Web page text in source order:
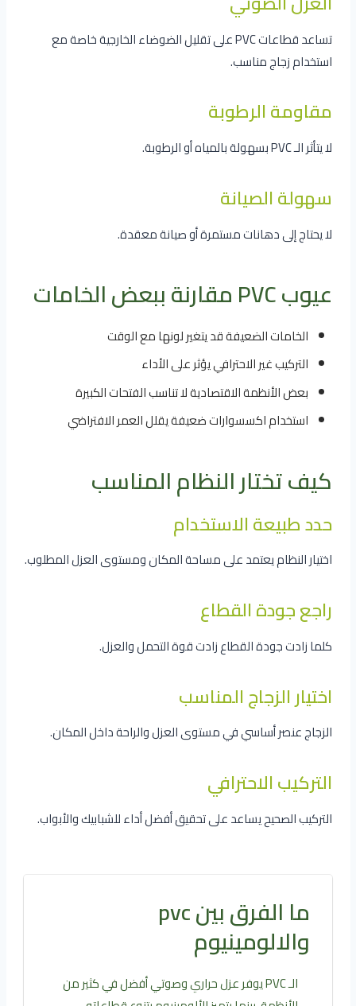
تساعد قطاعات PVC على تقليل الضوضاء الخارجية خاصة مع
استخدام زجاج مناسب.
مقاومة الرطوبة
لا يتأثر الـ PVC بسهولة بالمياه أو الرطوبة.
سهولة الصيانة
لا يحتاج إلى دهانات مستمرة أو صيانة معقدة.
عيوب PVC مقارنة ببعض الخامات
الخامات الضعيفة قد يتغير لونها مع الوقت
التركيب غير الاحترافي يؤثر على الأداء
بعض الأنظمة الاقتصادية لا تناسب الفتحات الكبيرة
استخدام اكسسوارات ضعيفة يقلل العمر الافتراضي
كيف تختار النظام المناسب
حدد طبيعة الاستخدام
اختيار النظام يعتمد على مساحة المكان ومستوى العزل المطلوب.
راجع جودة القطاع
كلما زادت جودة القطاع زادت قوة التحمل والعزل.
اختيار الزجاج المناسب
الزجاج عنصر أساسي في مستوى العزل والراحة داخل المكان.
التركيب الاحترافي
التركيب الصحيح يساعد على تحقيق أفضل أداء للشبابيك والأبواب.
ما الفرق بين pvc
والالومينيوم
الـ PVC يوفر عزل حراري وصوتي أفضل في كثير من